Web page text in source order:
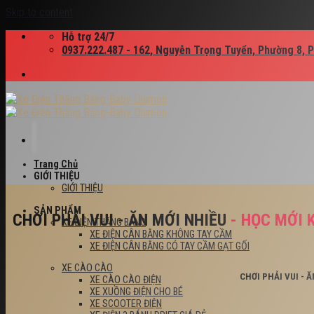
Hỗ trợ 24/7
0937.222.487 - 162, Nguyễn Trọng Tuyển, Phường 8,
Trang Chủ
GIỚI THIỆU
GIỚI THIỆU
SẢN PHẨM
XE ĐIỆN THĂNG BẰNG
XE ĐIỆN CÂN BẰNG KHÔNG TAY CẦM
XE ĐIỆN CÂN BẰNG CÓ TAY CẦM GẠT GỐI
XE CÀO CÀO
XE CÀO CÀO ĐIỆN
XE XUỒNG ĐIỆN CHO BÉ
XE SCOOTER ĐIỆN
CHƠI PHẢI VUI - ĂN MỚI NHIỀU - HỌC MỚI
CHƠI PHẢI VUI -